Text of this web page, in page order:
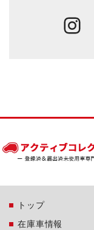
トップ
在庫車情報